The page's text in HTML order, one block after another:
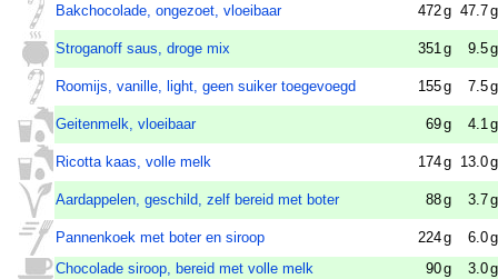
Bakchocolade, ongezoet, vloeibaar 472g 47.7g
Stroganoff saus, droge mix 351 g 9.5g
Roomijs, vanille, light, geen suiker toegevoegd 155g 7.5g
Geitenmelk, vloeibaar 69g 4.1 g
Ricotta kaas, volle melk 174g 13.0g
Aardappelen, geschild, zelf bereid met boter 88g 3.7g
Pannenkoek met boter en siroop 224g 6.0g
Chocolade siroop, bereid met volle melk
90g 3.0g